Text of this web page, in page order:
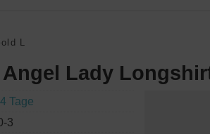
L
Lady
Tage
3